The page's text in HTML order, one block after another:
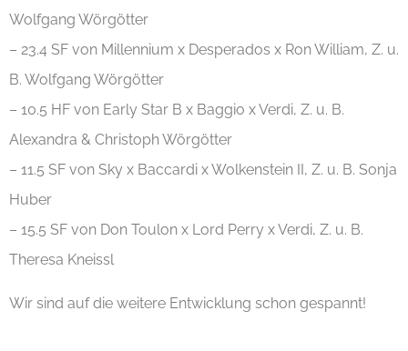
Wolfgang Wörgötter
– 23.4 SF von Millennium x Desperados x Ron William, Z. u.
B. Wolfgang Wörgötter
– 10.5 HF von Early Star B x Baggio x Verdi, Z. u. B.
Alexandra & Christoph Wörgötter
– 11.5 SF von Sky x Baccardi x Wolkenstein II, Z. u. B. Sonja
Huber
– 15.5 SF von Don Toulon x Lord Perry x Verdi, Z. u. B.
Theresa Kneissl
Wir sind auf die weitere Entwicklung schon gespannt!